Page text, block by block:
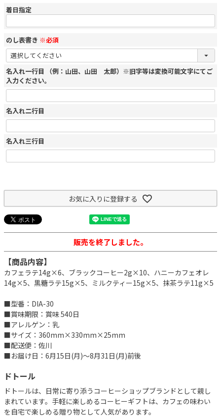
着日指定
のし表書き ※必須
名入れ一行目 （例：山田、山田 太郎）※旧字等は変換可能文字にてご
入力ください。
名入れ二行目
名入れ三行目
お気に入りに登録する
販売を終了しました。
【商品内容】
カフェラテ14g×6、ブラックコーヒー2g×10、ハニーカフェオレ
14g×5、黒糖ラテ15g×5、ミルクティー15g×5、抹茶ラテ11g×5
■型番：DIA-30
■賞味期限：賞味 540日
■アレルゲン：乳
■サイズ：360mm×330mm×25mm
■配送便：佐川
■お届け日：6月15日(月)～8月31日(月)前後
ドトール
ドトールは、日常に寄り添うコーヒーショップブランドとして親し
まれています。手軽に楽しめるコーヒーギフトは、カフェの味わい
を自宅で楽しめる贈り物として人気があります。